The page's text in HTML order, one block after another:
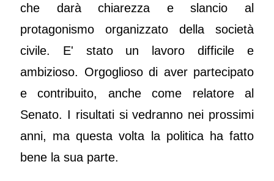
che darà chiarezza e slancio al
protagonismo organizzato della società
civile. E' stato un lavoro difficile e
ambizioso. Orgoglioso di aver partecipato
e contribuito, anche come relatore al
Senato. I risultati si vedranno nei prossimi
anni, ma questa volta la politica ha fatto
bene la sua parte.